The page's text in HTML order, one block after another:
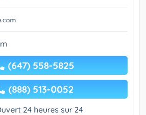
(647) 558-5825
(888) 513-0052
24 heures sur 24